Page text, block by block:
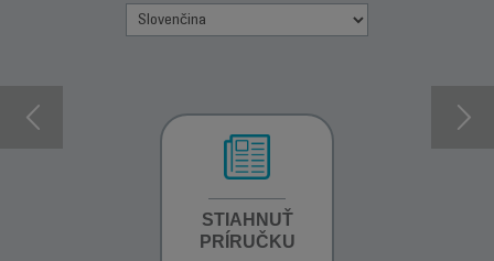
STIAHNUŤ
PRÍRUČKU